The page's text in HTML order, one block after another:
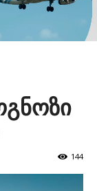
144